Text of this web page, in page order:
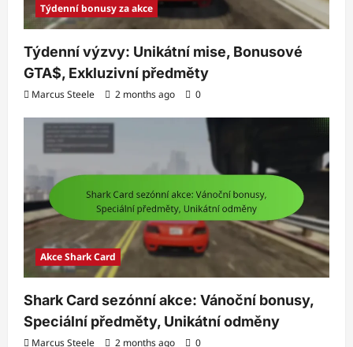
Týdenní bonusy za akce
Týdenní výzvy: Unikátní mise, Bonusové
GTA$, Exkluzivní předměty
Marcus Steele 2 months ago 0
Akce Shark Card
Shark Card sezónní akce: Vánoční bonusy,
Speciální předměty, Unikátní odměny
Marcus Steele 2 months ago 0